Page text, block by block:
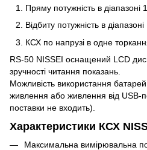
Пряму потужність в
Відбиту потужність в
КСХ по напрузі в одне
RS-50 NISSEI оснащений LCD
зручності читання показань.
Можливість використання
живлення або живлення від USB-
поставки не входить).
Характеристики КСХ
Максимальна вимірювальна